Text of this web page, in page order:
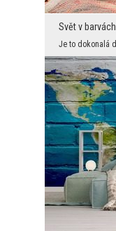
Svět v barvách